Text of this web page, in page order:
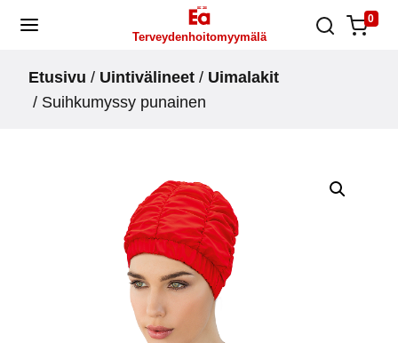
Skip
Terveydenhoitomyymälä
0
Etusivu / Uintivälineet / Uimalakit
/ Suihkumyssy punainen